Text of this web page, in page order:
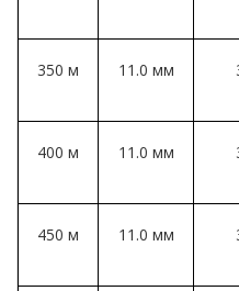
350 м 11.0 мм
400 м 11.0 мм
450 м 11.0 мм